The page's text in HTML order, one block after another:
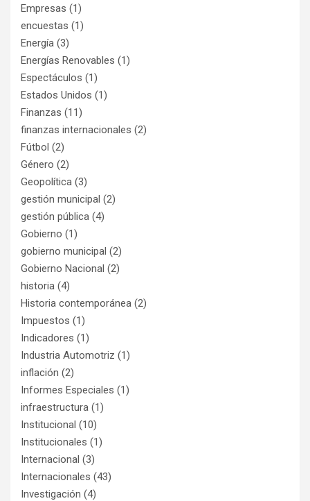
Empresas (1)
encuestas (1)
Energía (3)
Energías Renovables (1)
Espectáculos (1)
Estados Unidos (1)
Finanzas (11)
finanzas internacionales (2)
Fútbol (2)
Género (2)
Geopolítica (3)
gestión municipal (2)
gestión pública (4)
Gobierno (1)
gobierno municipal (2)
Gobierno Nacional (2)
historia (4)
Historia contemporánea (2)
Impuestos (1)
Indicadores (1)
Industria Automotriz (1)
inflación (2)
Informes Especiales (1)
infraestructura (1)
Institucional (10)
Institucionales (1)
Internacional (3)
Internacionales (43)
Investigación (4)